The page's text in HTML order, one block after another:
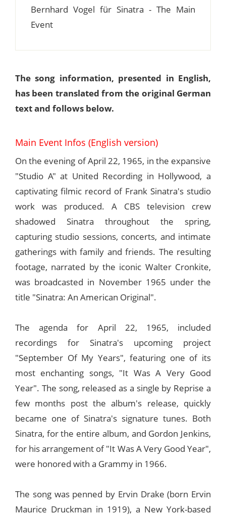
Bernhard Vogel für Sinatra - The Main
Event
The song information, presented in English,
has been translated from the original German
text and follows below.
Main Event Infos (English version)
On the evening of April 22, 1965, in the expansive
"Studio A" at United Recording in Hollywood, a
captivating filmic record of Frank Sinatra's studio
work was produced. A CBS television crew
shadowed Sinatra throughout the spring,
capturing studio sessions, concerts, and intimate
gatherings with family and friends. The resulting
footage, narrated by the iconic Walter Cronkite,
was broadcasted in November 1965 under the
title "Sinatra: An American Original".
The agenda for April 22, 1965, included
recordings for Sinatra's upcoming project
"September Of My Years", featuring one of its
most enchanting songs, "It Was A Very Good
Year". The song, released as a single by Reprise a
few months post the album's release, quickly
became one of Sinatra's signature tunes. Both
Sinatra, for the entire album, and Gordon Jenkins,
for his arrangement of "It Was A Very Good Year",
were honored with a Grammy in 1966.
The song was penned by Ervin Drake (born Ervin
Maurice Druckman in 1919), a New York-based